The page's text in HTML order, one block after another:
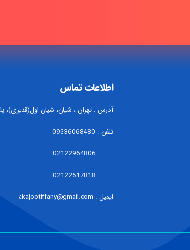
اطلاعات تماس
آدرس : تهران ، شیان، شیان اول(قدیری)، پلاک 18،
تلفن : 09336068480
ایمیل : akajootiffany@gmail.com